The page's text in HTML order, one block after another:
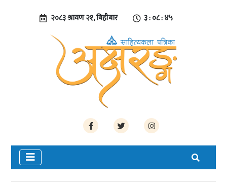
२०८३ श्रावण २१, बिहीबार ३ : ०८ : ४५